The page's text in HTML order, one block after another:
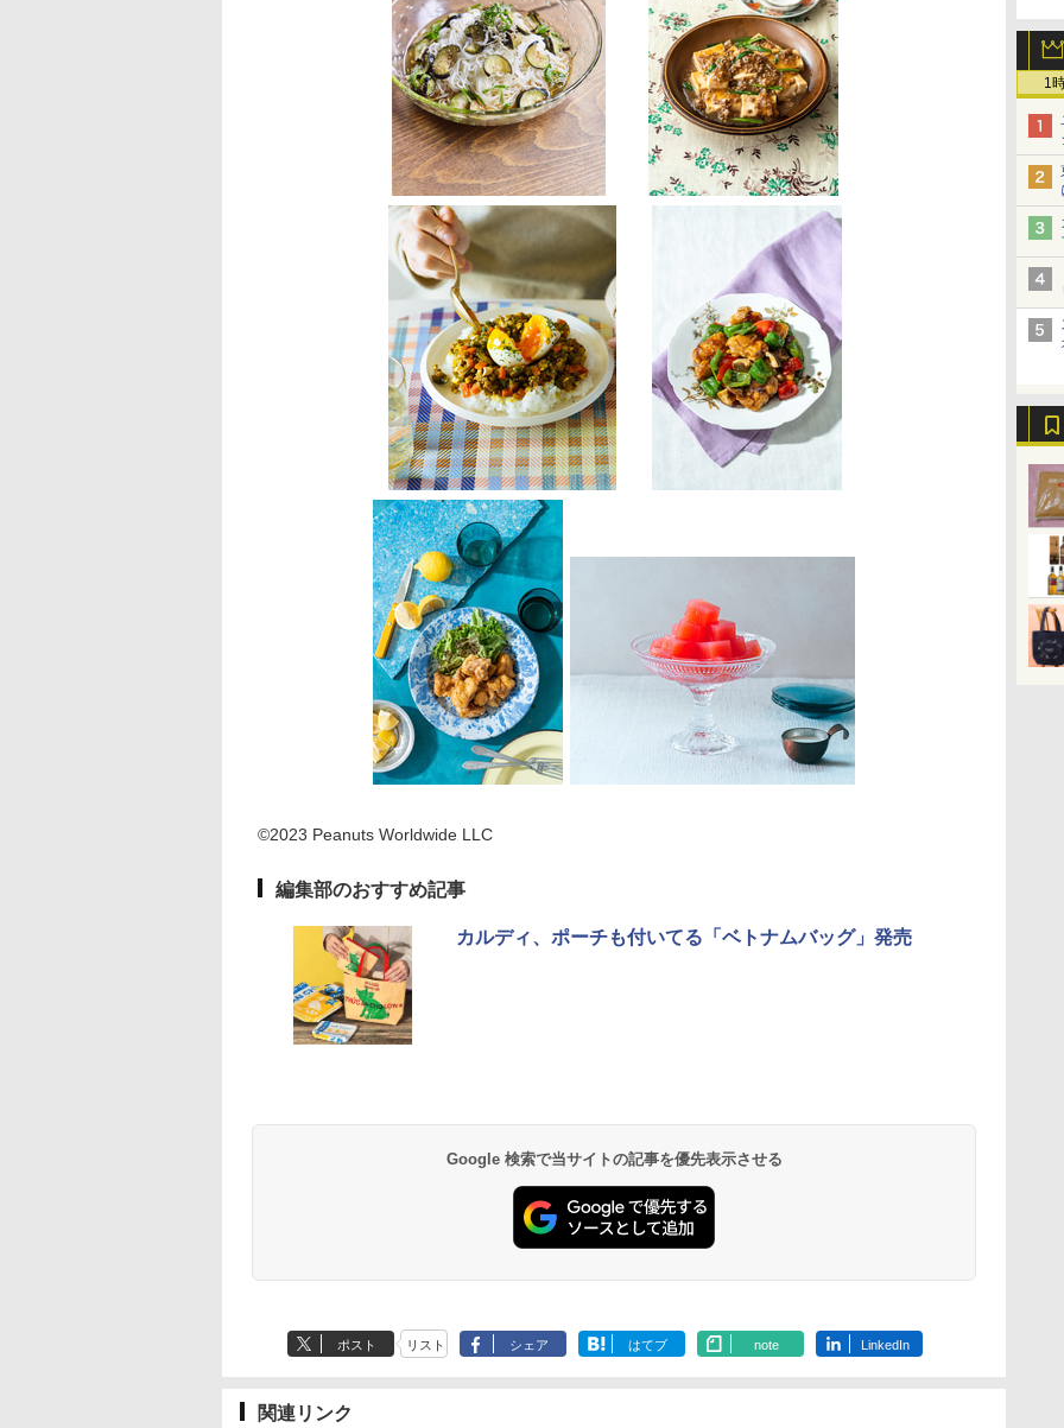
1
©2023 Peanuts Worldwide LLC
編集部のおすすめ記事
カルディ、ポーチも付いてる「ベトナムバッグ」発売
Google 検索で当サイトの記事を優先表示させる
ポスト リスト シェア はてブ note LinkedIn
関連リンク